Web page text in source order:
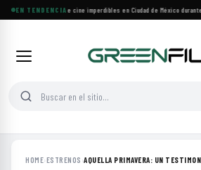
EN TENDENCIA
Cuatro festivales de cine imperdibles en Ciudad de México durante
HOME›ESTRENOS ›AQUELLA PRIMAVERA: UN